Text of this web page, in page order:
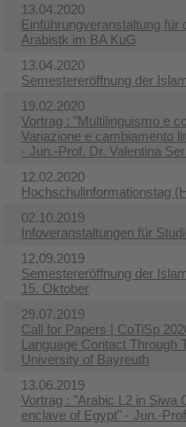
13.04.2020
Einführungveranstaltung
Arabistk im BA KuG
13.04.2020
Semestereröffnung der
19.02.2020
Vortrag : "Multilinguismo e
Variazione e cambiamento
- Jun.-Prof. Dr. Valentina
12.02.2020
Hochschulinformationstag
02.10.2019
Infoveranstaltungen für
12.09.2019
Semestereröffnung der
15. Oktober
29.07.2019
Call for Papers | CoTiSp
Language Contact Through
University of Bayreuth
13.06.2019
Vortrag : "Arabic L2 in Siwa
enclave of Egypt"​ - Jun.-